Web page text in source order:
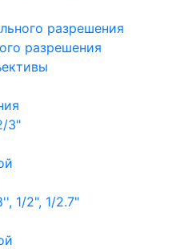
разрешения
разрешения
3"
1/2", 1/2.7"